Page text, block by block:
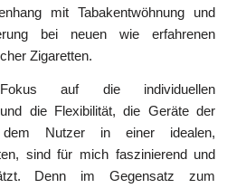
mit Tabakentwöhnung und
bei neuen wie erfahrenen
Zigaretten.
auf die individuellen
die Flexibilität, die Geräte der
dem Nutzer in einer idealen,
sind für mich faszinierend und
Denn im Gegensatz zum